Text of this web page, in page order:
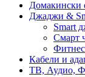
Домакински
Джаджи &
Smart
Смарт
Кабели и
ТВ, Аудио,